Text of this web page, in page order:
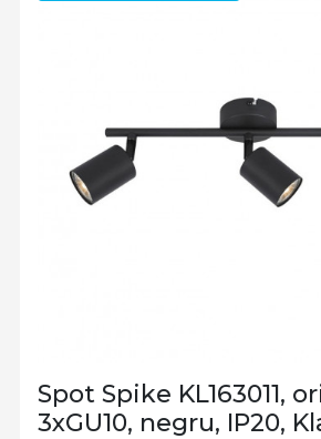
Spot Spike KL163011,
3xGU10, negru, IP20,